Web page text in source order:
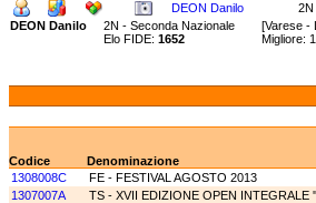
DEON Danilo
2N
DEON Danilo
2N - Seconda Nazionale [Varese -
Elo FIDE: 1652 Migliore:
Codice
Denominazione
1308008C
FE - FESTIVAL AGOSTO 2013
1307007A
TS - XVII EDIZIONE OPEN INTEGRALE